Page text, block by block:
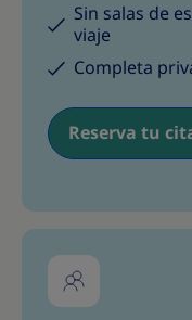
Sin salas de
viaje
Completa
Reserva tu